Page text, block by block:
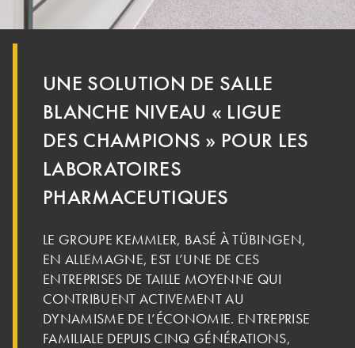
UNE SOLUTION DE SALLE
BLANCHE NIVEAU « LIGUE
DES CHAMPIONS » POUR LES
LABORATOIRES
PHARMACEUTIQUES
LE GROUPE KEMMLER, BASÉ À TÜBINGEN,
EN ALLEMAGNE, EST L’UNE DE CES
ENTREPRISES DE TAILLE MOYENNE QUI
CONTRIBUENT ACTIVEMENT AU
DYNAMISME DE L’ÉCONOMIE. ENTREPRISE
FAMILIALE DEPUIS CINQ GÉNÉRATIONS,